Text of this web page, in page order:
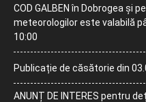
COD GALBEN în Dobrogea și
meteorologilor este valabilă
10:00
Publicație de căsătorie din
ANUNȚ DE INTERES pentru